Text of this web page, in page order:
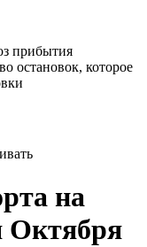
прибытия
остановок, которое
на
Октября